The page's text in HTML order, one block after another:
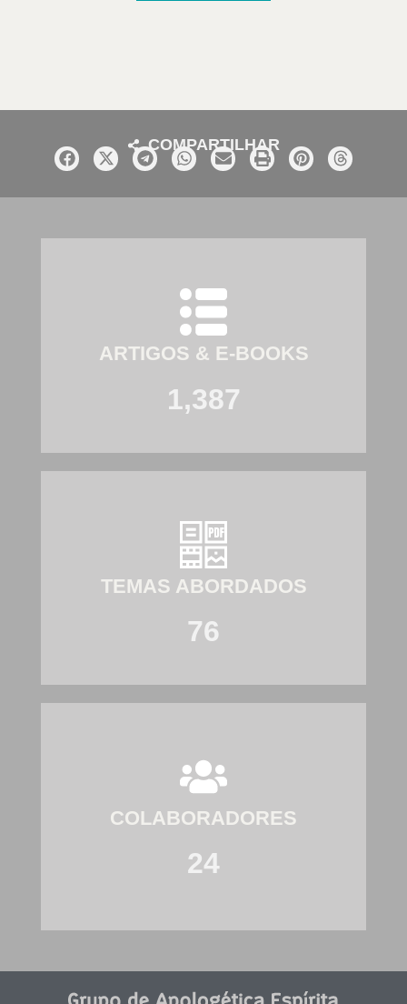
COMPARTILHAR
ARTIGOS & E-BOOKS
1,387
TEMAS ABORDADOS
76
COLABORADORES
24